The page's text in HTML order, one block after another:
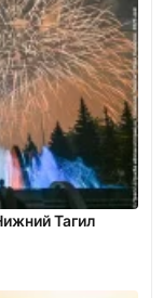
Тагил